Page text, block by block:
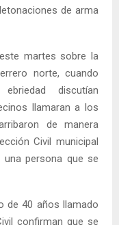
de arma
martes sobre la
norte, cuando
discutían
llamaran a los
de manera
Civil municipal
persona que se
de 40 años llamado
confirman que se